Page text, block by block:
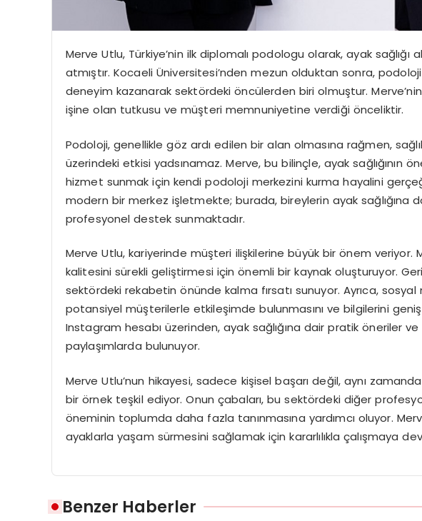
Merve Utlu, Türkiye’nin ilk diplomalı podologu olarak, ayak sağlığı
atmıştır. Kocaeli Üniversitesi’nden mezun olduktan sonra,
deneyim kazanarak sektördeki öncülerden biri olmuştur.
işine olan tutkusu ve müşteri memnuniyetine verdiği önceliktir.
Podoloji, genellikle göz ardı edilen bir alan olmasına rağmen,
üzerindeki etkisi yadsınamaz. Merve, bu bilinçle, ayak sağlığının
hizmet sunmak için kendi podoloji merkezini kurma hayalini
modern bir merkez işletmekte; burada, bireylerin ayak sağlığına
profesyonel destek sunmaktadır.
Merve Utlu, kariyerinde müşteri ilişkilerine büyük bir önem veriyor.
kalitesini sürekli geliştirmesi için önemli bir kaynak oluşturuyor.
sektördeki rekabetin önünde kalma fırsatı sunuyor. Ayrıca,
potansiyel müşterilerle etkileşimde bulunmasını ve bilgilerini geniş
Instagram hesabı üzerinden, ayak sağlığına dair pratik öneriler
paylaşımlarda bulunuyor.
Merve Utlu’nun hikayesi, sadece kişisel başarı değil, aynı
bir örnek teşkil ediyor. Onun çabaları, bu sektördeki diğer
öneminin toplumda daha fazla tanınmasına yardımcı oluyor.
ayaklarla yaşam sürmesini sağlamak için kararlılıkla çalışmaya
Benzer Haberler